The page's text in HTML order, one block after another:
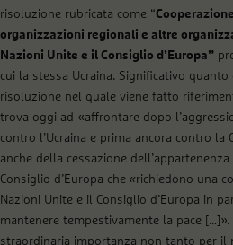
risoluzione rubricata come “
organizzazioni regionali e altre
Nazioni Unite e il Consiglio d’Europa”
cui la stessa Ucraina. Significativo
risoluzione nel quale viene fatto
trova oggi ad «affrontare dopo
contro l’Ucraina e prima ancora contro la
anche della cessazione dell’appartenenza
Consiglio d’Europa che «richiedono una
Nazioni Unite e il Consiglio d’Europa in
mantenere tempestivamente la pace […]».
straordinaria importanza non tanto per il